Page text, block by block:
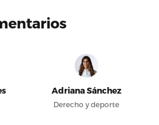
Adriana Sánchez
Derecho y deporte